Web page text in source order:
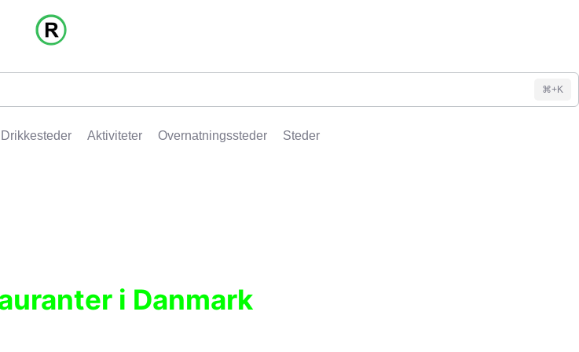
⌘+K
Drikkesteder Aktiviteter Overnatningssteder Steder
i Danmark